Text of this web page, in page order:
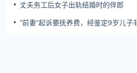
丈夫务工后女子出轨结婚时的伴郎
“前妻”起诉要抚养费，经鉴定9岁儿子